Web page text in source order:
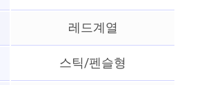
레드계열
스틱/펜슬형